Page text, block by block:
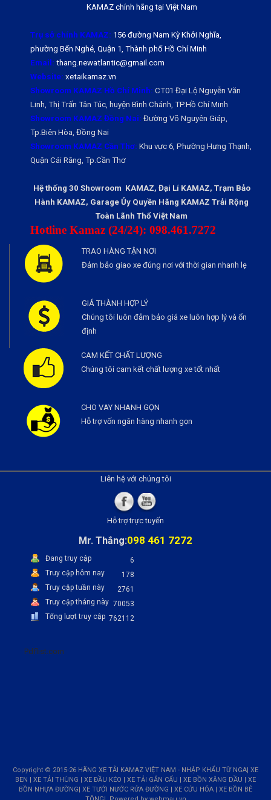
KAMAZ chính hãng tại Việt Nam
Trụ sở chính KAMAZ: 156 đường Nam Kỳ Khởi Nghĩa,
phường Bến Nghé, Quận 1, Thành phố Hồ Chí Minh
Email: thang.newatlantic@gmail.com
Website: xetaikamaz.vn
Showroom KAMAZ Hồ Chí Minh: CT01 Đại Lộ Nguyễn Văn
Linh, Thị Trấn Tân Túc, huyện Bình Chánh, TP.Hồ Chí Minh
Showroom KAMAZ Đồng Nai: Đường Võ Nguyên Giáp,
Tp.Biên Hòa, Đồng Nai
Showroom KAMAZ Cần Thơ: Khu vực 6, Phường Hưng Thạnh,
Quận Cái Răng, Tp.Cần Thơ
Hệ thống 30 Showroom KAMAZ, Đại Lí KAMAZ, Trạm Bảo
Hành KAMAZ, Garage Ủy Quyền Hãng KAMAZ Trải Rộng
Toàn Lãnh Thổ Việt Nam
Hotline Kamaz (24/24): 098.461.7272
TRAO HÀNG TẬN NƠI
Đảm bảo giao xe đúng nơi với thời gian nhanh lẹ
GIÁ THÀNH HỢP LÝ
Chúng tôi luôn đảm bảo giá xe luôn hợp lý và ổn
định
CAM KẾT CHẤT LƯỢNG
Chúng tôi cam kết chất lượng xe tốt nhất
CHO VAY NHANH GỌN
Hỗ trợ vốn ngân hàng nhanh gọn
Liên hệ với chúng tôi
Hỗ trợ trực tuyến
Mr. Thắng:098 461 7272
Đang truy cập
6
Truy cập hôm nay
178
Truy cập tuần này
2761
Truy cập tháng này 70053
Tổng lượt truy cập 762112
Pdflist.com
Copyright © 2015-26 HÃNG XE TẢI KAMAZ VIỆT NAM - NHẬP KHẨU TỪ NGA| XE
BEN | XE TẢI THÙNG | XE ĐẦU KÉO | XE TẢI GẮN CẨU | XE BỒN XĂNG DẦU | XE
BỒN NHỰA ĐƯỜNG| XE TƯỚI NƯỚC RỬA ĐƯỜNG | XE CỨU HỎA | XE BỒN BÊ